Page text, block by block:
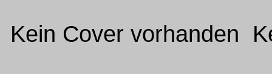
Kein Cover vorhanden